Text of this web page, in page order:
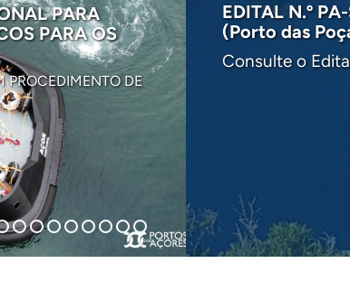
PARA
PARA OS
PROCEDIMENTO DE
NOTA
“ARTANIA”
TENDO
EDITAL N.º
(Porto das
Consulte o